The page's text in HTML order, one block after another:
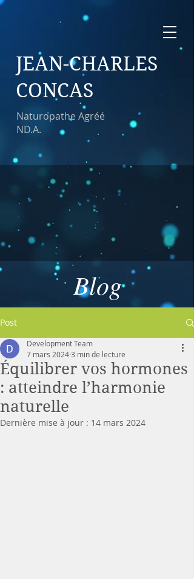
JEAN-CHARLES
CONCAS
Naturopathe Agréé
ND.A.
Blog
Post
Équilibrer vos hormones
: atteindre l’harmonie
naturelle
Development Team
7 mars 20243 min de lecture
Dernière mise à jour : 14 mars 2024